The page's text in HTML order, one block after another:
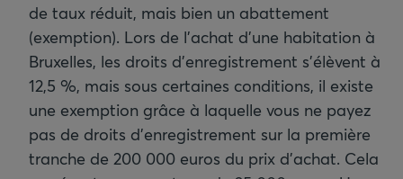
de taux réduit, mais bien un abattement
(exemption). Lors de l’achat d’une habitation à
Bruxelles, les droits d’enregistrement s’élèvent à
12,5 %, mais sous certaines conditions, il existe
une exemption grâce à laquelle vous ne payez
pas de droits d’enregistrement sur la première
tranche de 200 000 euros du prix d’achat. Cela